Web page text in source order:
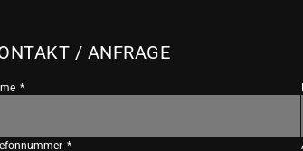
/ ANFRAGE